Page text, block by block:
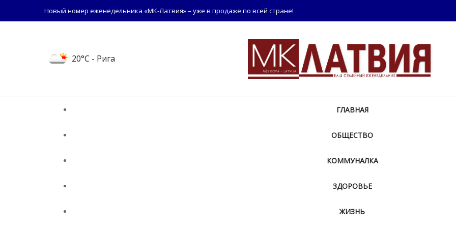
Новый номер еженедельника «МК-Латвия» – уже в продаже по всей стране!
20°C - Рига
ГЛАВНАЯ
ОБЩЕСТВО
КОММУНАЛКА
ЗДОРОВЬЕ
ЖИЗНЬ